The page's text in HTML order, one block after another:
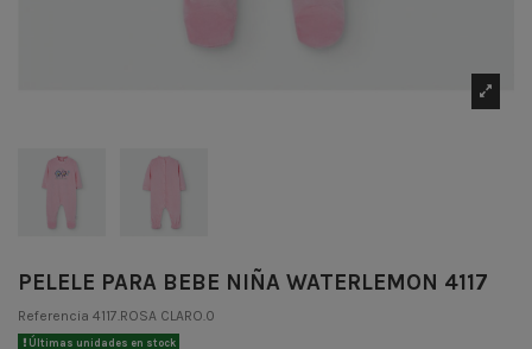
PELELE PARA BEBE NIÑA WATERLEMON 4117
Referencia 4117.ROSA CLARO.0
Últimas unidades en stock